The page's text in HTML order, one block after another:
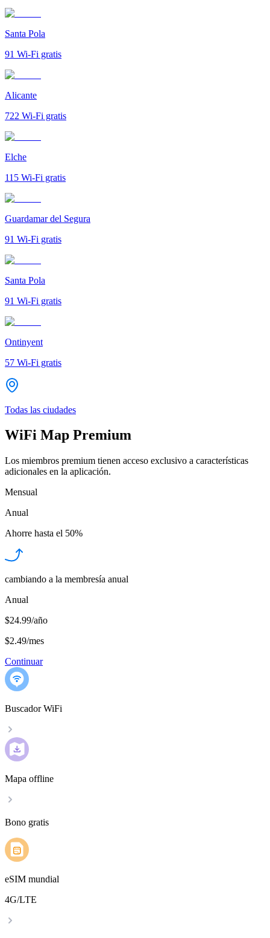
Santa Pola
91 Wi-Fi gratis
Alicante
722 Wi-Fi gratis
Elche
115 Wi-Fi gratis
Guardamar del Segura
91 Wi-Fi gratis
Santa Pola
91 Wi-Fi gratis
Ontinyent
57 Wi-Fi gratis
Todas las ciudades
WiFi Map Premium
Los miembros premium tienen acceso exclusivo a características
adicionales en la aplicación.
Mensual
Anual
Ahorre hasta el 50%
cambiando a la membresía anual
Anual
$24.99/año
$2.49/mes
Continuar
Buscador WiFi
Mapa offline
Bono gratis
eSIM mundial
4G/LTE